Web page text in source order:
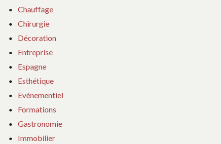
Chauffage
Chirurgie
Décoration
Entreprise
Espagne
Esthétique
Evènementiel
Formations
Gastronomie
Immobilier